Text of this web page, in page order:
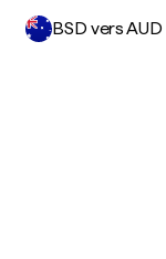
BSD vers AUD